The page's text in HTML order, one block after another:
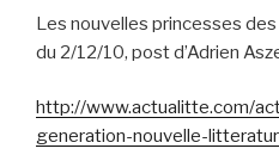
Les nouvelles princesses
du 2/12/10, post d’Adrien
http://www.actualitte.com/
generation-nouvelle-